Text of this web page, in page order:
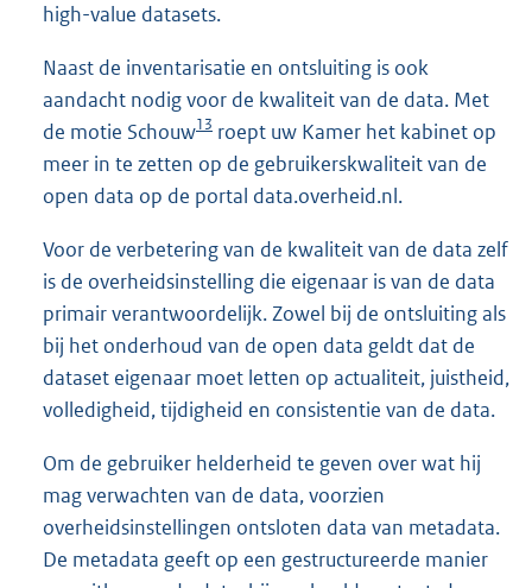
high-value datasets.
Naast de inventarisatie en ontsluiting is ook
aandacht nodig voor de kwaliteit van de data. Met
de motie Schouw13 roept uw Kamer het kabinet op
meer in te zetten op de gebruikerskwaliteit van de
open data op de portal data.overheid.nl.
Voor de verbetering van de kwaliteit van de data zelf
is de overheidsinstelling die eigenaar is van de data
primair verantwoordelijk. Zowel bij de ontsluiting als
bij het onderhoud van de open data geldt dat de
dataset eigenaar moet letten op actualiteit, juistheid,
volledigheid, tijdigheid en consistentie van de data.
Om de gebruiker helderheid te geven over wat hij
mag verwachten van de data, voorzien
overheidsinstellingen ontsloten data van metadata.
De metadata geeft op een gestructureerde manier